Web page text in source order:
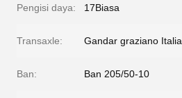
Pengisi daya: 17Biasa
Transaxle: Gandar graziano Italia
Ban: Ban 205/50-10